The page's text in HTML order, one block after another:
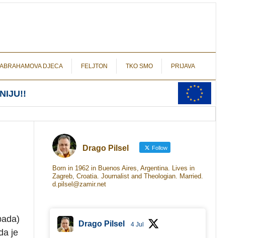
ABRAHAMOVA DJECA FELJTON TKO SMO PRIJAVA
je
Drago Pilsel Follow
Born in 1962 in Buenos Aires, Argentina. Lives in
Zagreb, Croatia. Journalist and Theologian. Married.
d.pilsel@zamir.net
Drago Pilsel 4 Jul